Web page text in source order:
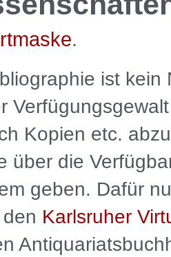
.
ist kein
Kopien etc.
über die
geben. Dafür
Karlsruher